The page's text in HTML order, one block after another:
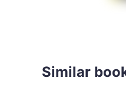
Similar